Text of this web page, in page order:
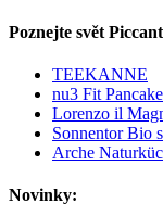
Poznejte svět
TEEKANNE
nu3 Fit
Lorenzo il
Sonnentor Bio
Arche
Novinky: